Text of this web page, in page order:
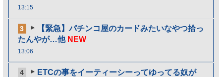
13:15
3
【緊急】パチンコ屋のカードみたいなやつ拾っ
たんやが…他 NEW
13:06
4
ETCの事をイーティーシーってゆってる奴が